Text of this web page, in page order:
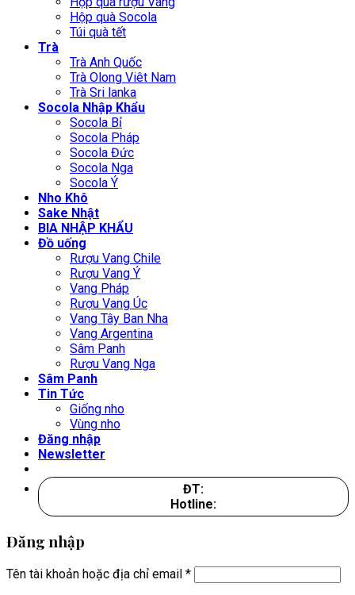
Hộp quà Socola
Túi quà tết
Trà
Trà Anh Quốc
Trà Olong Viêt Nam
Trà Sri lanka
Socola Nhập Khẩu
Socola Bỉ
Socola Pháp
Socola Đức
Socola Nga
Socola Ý
Nho Khô
Sake Nhật
BIA NHẬP KHẨU
Đồ uống
Rượu Vang Chile
Rượu Vang Ý
Vang Pháp
Rượu Vang Úc
Vang Tây Ban Nha
Vang Argentina
Sâm Panh
Rượu Vang Nga
Sâm Panh
Tin Tức
Giống nho
Vùng nho
Đăng nhập
Newsletter
ĐT:
Hotline:
Đăng nhập
Tên tài khoản hoặc địa chỉ email *